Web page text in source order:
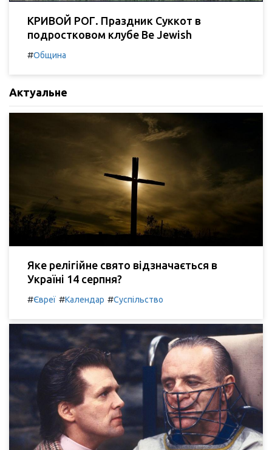
КРИВОЙ РОГ. Праздник Суккот в
подростковом клубе Be Jewish
#Община
Актуальне
Яке релігійне свято відзначається в
Україні 14 серпня?
#Євреї #Календар #Суспільство